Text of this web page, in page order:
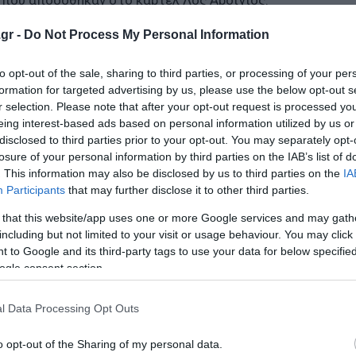
- Do Not Process My Personal Information
opt-out of the sale, sharing to third parties, or processing of your
for targeted advertising by us, please use the below opt-out
selection. Please note that after your opt-out request is processed
interest-based ads based on personal information utilized by us
to third parties prior to your opt-out. You may separately
of your personal information by third parties on the IAB’s list of
This information may also be disclosed by us to third parties on the
Participants that may further disclose it to other third parties.
that this website/app uses one or more Google services and may
but not limited to your visit or usage behaviour. You may
to Google and its third-party tags to use your data for below
consent section.
Data Processing Opt Outs
opt-out of the Sharing of my personal data.
τον δολοφόνησε ο γιος της συντρόφου του
8 δισ. για την Ουκρανία και νέες κυρώσεις για την
σε Πούτιν για να τελειώσει το μακελειό στην
Lykavitos.gr στο Google News
όλες τις ειδήσεις